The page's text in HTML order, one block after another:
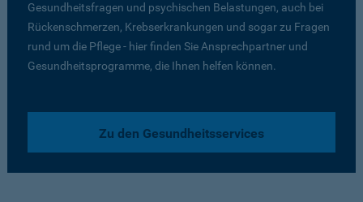
Gesundheitsfragen und psychischen Belastungen, auch bei
Rückenschmerzen, Krebserkrankungen und sogar zu Fragen
rund um die Pflege - hier finden Sie Ansprechpartner und
Gesundheitsprogramme, die Ihnen helfen können.
Zu den Gesundheitsservices